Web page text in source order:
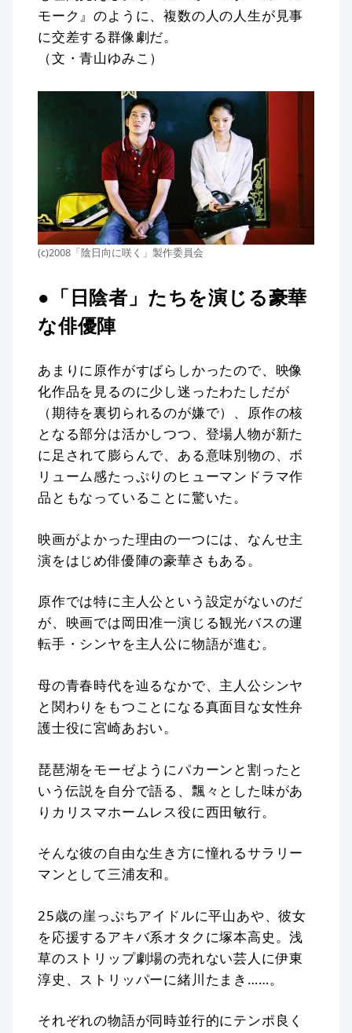
モーク』のように、複数の人の人生が見事
に交差する群像劇だ。
（文・青山ゆみこ）
(c)2008「陰日向に咲く」製作委員会
●「日陰者」たちを演じる豪華
な俳優陣
あまりに原作がすばらしかったので、映像
化作品を見るのに少し迷ったわたしだが
（期待を裏切られるのが嫌で）、原作の核
となる部分は活かしつつ、登場人物が新た
に足されて膨らんで、ある意味別物の、ボ
リューム感たっぷりのヒューマンドラマ作
品ともなっていることに驚いた。
映画がよかった理由の一つには、なんせ主
演をはじめ俳優陣の豪華さもある。
原作では特に主人公という設定がないのだ
が、映画では岡田准一演じる観光バスの運
転手・シンヤを主人公に物語が進む。
母の青春時代を辿るなかで、主人公シンヤ
と関わりをもつことになる真面目な女性弁
護士役に宮崎あおい。
琵琶湖をモーゼようにパカーンと割ったと
いう伝説を自分で語る、飄々とした味があ
りカリスマホームレス役に西田敏行。
そんな彼の自由な生き方に憧れるサラリー
マンとして三浦友和。
25歳の崖っぷちアイドルに平山あや、彼女
を応援するアキバ系オタクに塚本高史。浅
草のストリップ劇場の売れない芸人に伊東
淳史、ストリッパーに緒川たまき……。
それぞれの物語が同時並行的にテンポ良く